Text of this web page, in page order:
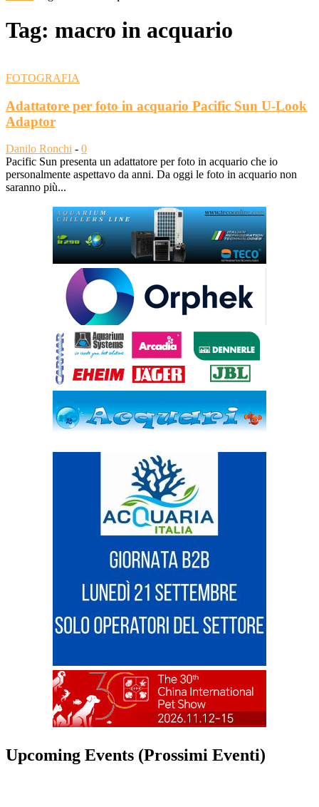
Tag: macro in acquario
FOTOGRAFIA
Adattatore per foto in acquario Pacific Sun U-Look
Adaptor
Danilo Ronchi - 0
Pacific Sun presenta un adattatore per foto in acquario che io
personalmente aspettavo da anni. Da oggi le foto in acquario non
saranno più...
Upcoming Events (Prossimi Eventi)